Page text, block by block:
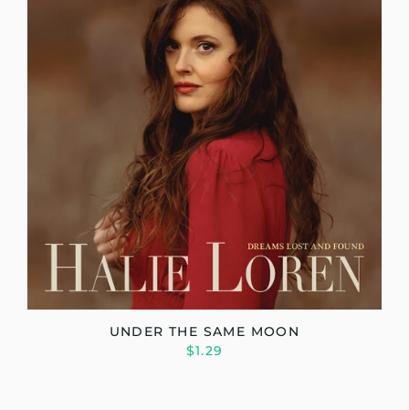
UNDER THE SAME MOON
$1.29